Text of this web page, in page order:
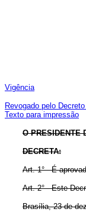
Vigência
Revogado pelo
Texto para impressão
O PRESIDENTE
DECRETA:
Art. 1° - É
Art. 2° - Este
Brasília, 23 de